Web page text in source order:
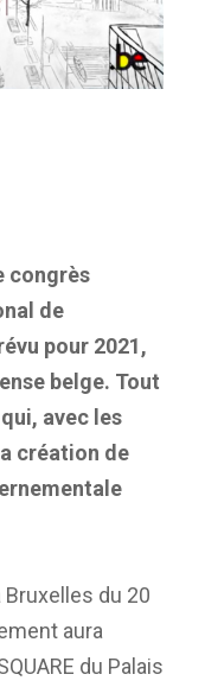
congrès
de
pour 2021,
belge. Tout
avec les
création de
du 20
aura
du Palais